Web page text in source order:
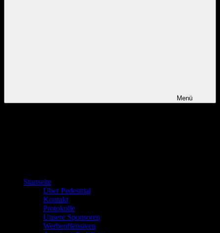
Menü
Startseite
Über Pedestrial
Kontakt
Protokolle
Unsere Sponsoren
Werbeoffensiven